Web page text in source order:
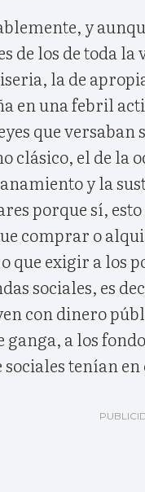
y
de los de toda
la de
en una febril
que
clásico, el de la
y la
porque sí,
comprar o
que exigir a los
sociales, es
con dinero
ganga, a los
sociales tenían